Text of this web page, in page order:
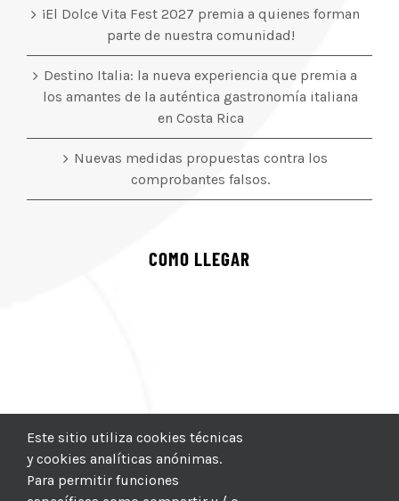
¡El Dolce Vita Fest 2027 premia a quienes forman
parte de nuestra comunidad!
Destino Italia: la nueva experiencia que premia a
los amantes de la auténtica gastronomía italiana
en Costa Rica
Nuevas medidas propuestas contra los
comprobantes falsos.
COMO LLEGAR
Este sitio utiliza cookies técnicas
y cookies analíticas anónimas.
Para permitir funciones